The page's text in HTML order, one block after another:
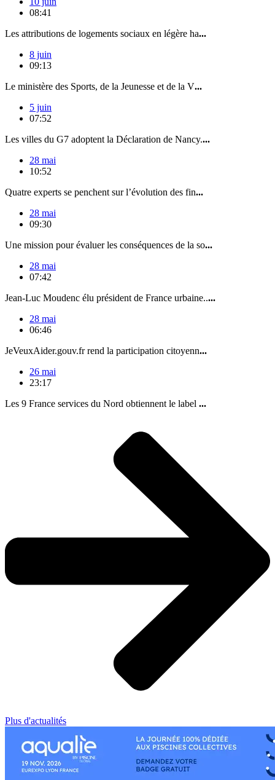
08:41
Les attributions de logements sociaux en légère ha...
8 juin
09:13
Le ministère des Sports, de la Jeunesse et de la V...
5 juin
07:52
Les villes du G7 adoptent la Déclaration de Nancy....
28 mai
10:52
Quatre experts se penchent sur l’évolution des fin...
28 mai
09:30
Une mission pour évaluer les conséquences de la so...
28 mai
07:42
Jean-Luc Moudenc élu président de France urbaine.....
28 mai
06:46
JeVeuxAider.gouv.fr rend la participation citoyenn...
26 mai
23:17
Les 9 France services du Nord obtiennent le label ...
Plus d'actualités